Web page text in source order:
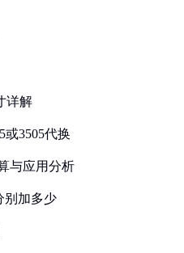
详解
或3505代换
与应用分析
别加多少